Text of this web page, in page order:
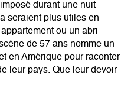
durant une nuit
seraient plus utiles en
ou un abri
de 57 ans nomme un
en Amérique pour raconter
leur pays. Que leur devoir